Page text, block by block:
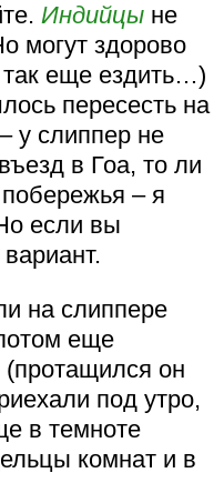
Индийцы не
могут здорово
так еще ездить…)
пересесть на
у слиппер не
в Гоа, то ли
– я
если вы
на слиппере
еще
(протащился он
под утро,
в темноте
комнат и в